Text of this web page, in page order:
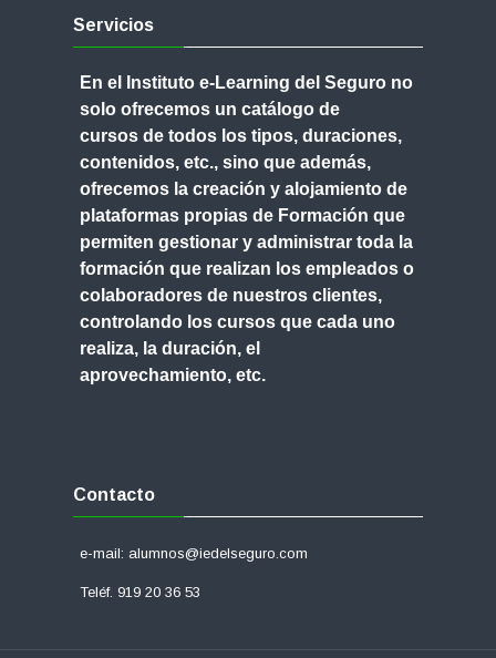
Servicios
Servicios
En el Instituto e-Learning del Seguro no
solo ofrecemos uncatálogo de
cursos de todos los tipos, duraciones,
contenidos, etc., sino que además,
ofrecemos la creación y alojamiento de
plataformas propias de Formación que
permiten gestionar y administrar toda la
formación que realizan los empleados o
colaboradores de nuestros clientes,
controlando los cursos que cada uno
realiza, la duración, el
aprovechamiento, etc.
Contacto
Contacto
e-mail: alumnos@iedelseguro.com
Teléf. 919 20 36 53